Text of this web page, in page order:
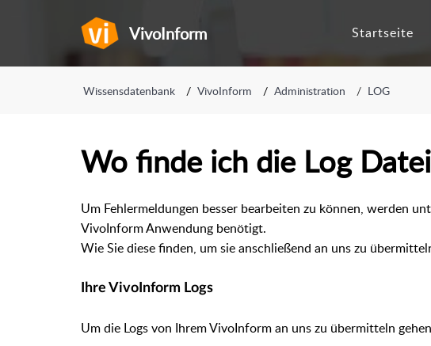
VivoInform Startseite
Wissensdatenbank VivoInform Administration LOG
Wo finde ich die Log
Um Fehlermeldungen besser bearbeiten zu können, werden
VivoInform Anwendung benötigt.
Wie Sie diese finden, um sie anschließend an uns zu
Ihre VivoInform Logs
Um die Logs von Ihrem VivoInform an uns zu übermitteln